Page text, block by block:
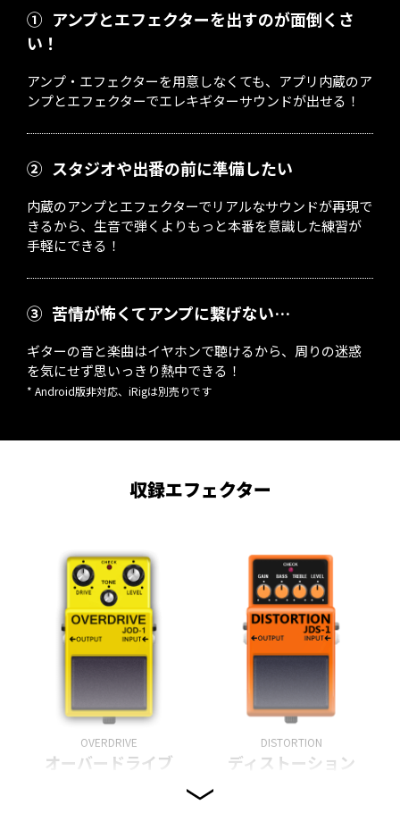
① アンプとエフェクターを出すのが面倒くさ
い！
アンプ・エフェクターを用意しなくても、アプリ内蔵のア
ンプとエフェクターでエレキギターサウンドが出せる！
② スタジオや出番の前に準備したい
内蔵のアンプとエフェクターでリアルなサウンドが再現で
きるから、生音で弾くよりもっと本番を意識した練習が
手軽にできる！
③ 苦情が怖くてアンプに繋げない…
ギターの音と楽曲はイヤホンで聴けるから、周りの迷惑
を気にせず思いっきり熱中できる！
* Android版非対応、iRigは別売りです
収録エフェクター
OVERDRIVE
オーバードライブ
DISTORTION
ディストーション